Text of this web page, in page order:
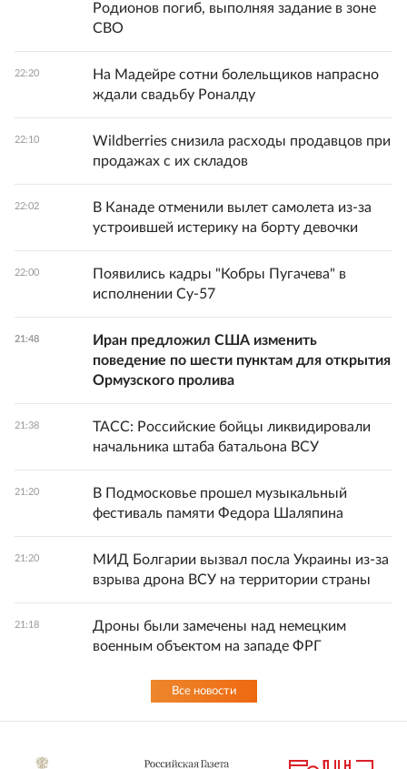
Родионов погиб, выполняя задание в зоне
СВО
22:20
На Мадейре сотни болельщиков напрасно
ждали свадьбу Роналду
22:10
Wildberries снизила расходы продавцов при
продажах с их складов
22:02
В Канаде отменили вылет самолета из-за
устроившей истерику на борту девочки
22:00
Появились кадры "Кобры Пугачева" в
исполнении Су-57
21:48
Иран предложил США изменить
поведение по шести пунктам для открытия
Ормузского пролива
21:38
ТАСС: Российские бойцы ликвидировали
начальника штаба батальона ВСУ
21:20
В Подмосковье прошел музыкальный
фестиваль памяти Федора Шаляпина
21:20
МИД Болгарии вызвал посла Украины из-за
взрыва дрона ВСУ на территории страны
21:18
Дроны были замечены над немецким
военным объектом на западе ФРГ
Все новости